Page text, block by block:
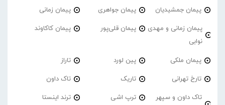
پیمان جمشیدیان پیمان جواهری پیمان زمانی
پیمان زمانی و مهدی
نوابی
پیمان قلی‌پور پیمان کاکاوند
پیمان ملکی پین لورد تاراز
تارخ تهرانی تاریک تاک داون
تاک داون و سپهر
ترپ اشی ترند اینستا